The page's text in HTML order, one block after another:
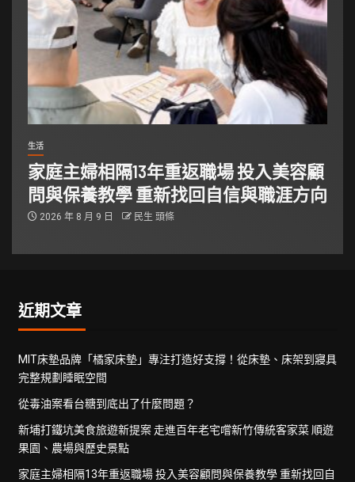
生活
家庭主婦相隔13年重返職場 投入美容顧
問與保養教學 重新找回自信與職涯方向
2026 年 8 月 9 日 民生 頭條
近期文章
MIT床墊品牌「橘家床墊」專注打造好支撐！從床墊、床架到寢具
完整規劃睡眠空間
從毒油案看台糖到底出了什麼問題？
新埔打鐵坑美食旅遊新提案 走進百年老宅嚐新竹傳統客家菜 順遊
果園、農場與歷史景點
家庭主婦相隔13年重返職場 投入美容顧問與保養教學 重新找回自